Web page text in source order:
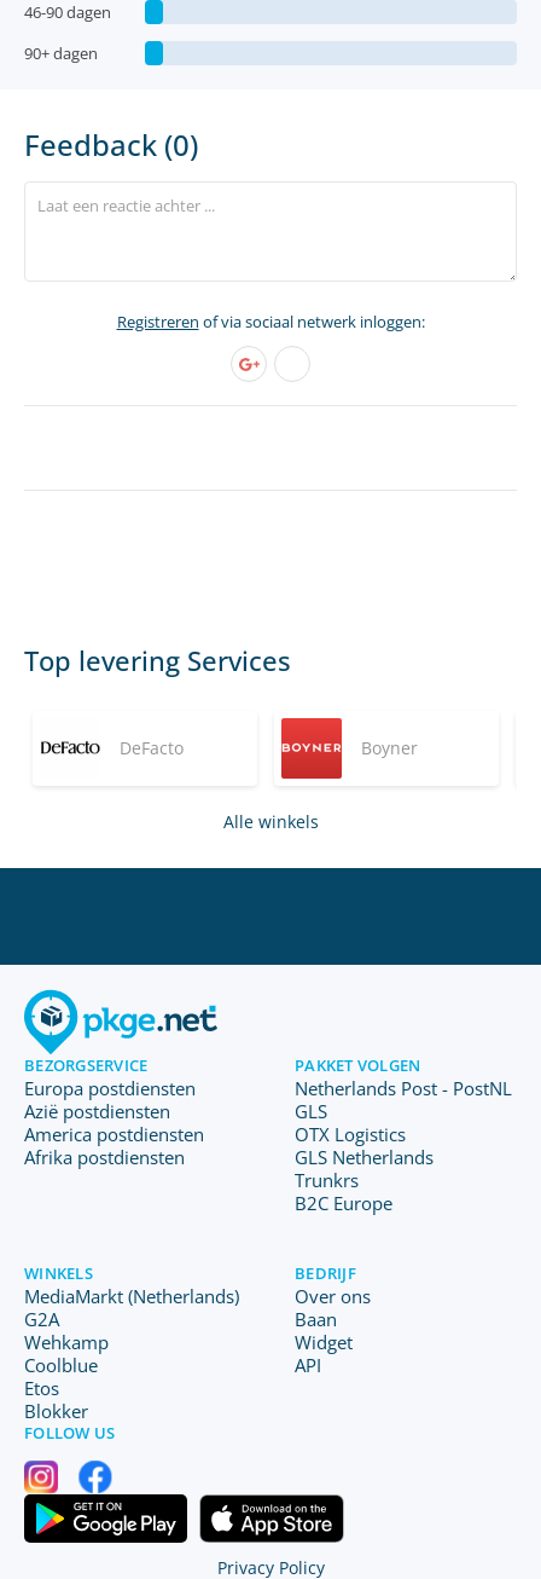
46-90 dagen
90+ dagen
Feedback (0)
Registreren of via sociaal netwerk inloggen:
Top levering Services
DeFacto Boyner
Alle winkels
BEZORGSERVICE
Europa postdiensten
Azië postdiensten
America postdiensten
Afrika postdiensten
PAKKET VOLGEN
Netherlands Post - PostNL
GLS
OTX Logistics
GLS Netherlands
Trunkrs
B2C Europe
WINKELS
MediaMarkt (Netherlands)
G2A
Wehkamp
Coolblue
Etos
Blokker
BEDRIJF
Over ons
Baan
Widget
API
FOLLOW US
Privacy Policy